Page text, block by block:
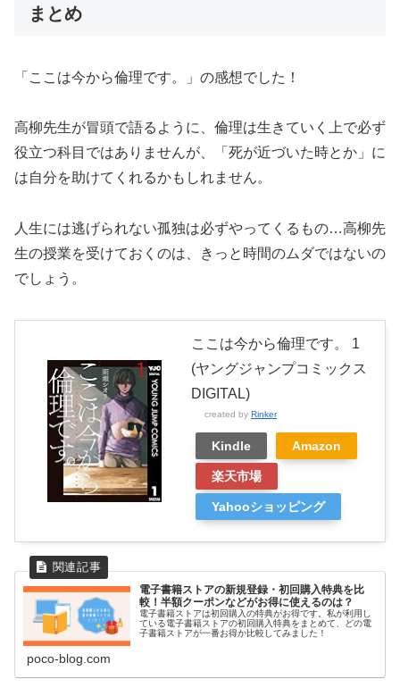
まとめ
「ここは今から倫理です。」の感想でした！
高柳先生が冒頭で語るように、倫理は生きていく上で必ず
役立つ科目ではありませんが、「死が近づいた時とか」に
は自分を助けてくれるかもしれません。
人生には逃げられない孤独は必ずやってくるもの…高柳先
生の授業を受けておくのは、きっと時間のムダではないの
でしょう。
ここは今から倫理です。 1
(ヤングジャンプコミックス
DIGITAL)
created by Rinker
Kindle Amazon
楽天市場
Yahooショッピング
電子書籍ストアの新規登録・初回購入特典を比
較！半額クーポンなどがお得に使えるのは？
電子書籍ストアは初回購入の特典がお得です。私が利用し
ている電子書籍ストアの初回購入特典をまとめて、どの電
子書籍ストアが一番お得か比較してみました！
poco-blog.com